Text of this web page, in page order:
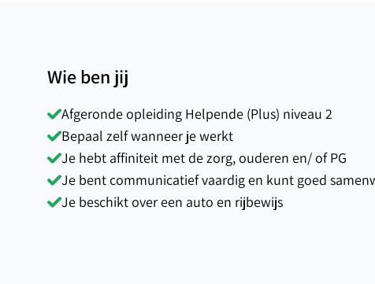
Wie ben jij
Afgeronde opleiding Helpende (Plus) niveau 2
Bepaal zelf wanneer je werkt
Je hebt affiniteit met de zorg, ouderen en/ of PG
Je bent communicatief vaardig en kunt goed
Je beschikt over een auto en rijbewijs